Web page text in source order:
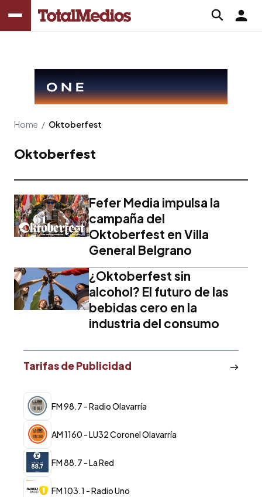
Home / Oktoberfest
Oktoberfest
Fefer Media impulsa la
campaña del
Oktoberfest en Villa
General Belgrano
¿Oktoberfest sin
alcohol? El futuro de las
bebidas cero en la
industria del consumo
Tarifas de Publicidad
FM 98.7 - Radio Olavarría
AM 1160 - LU32 Coronel Olavarría
FM 88.7 - La Red
FM 103.1 - Radio Uno